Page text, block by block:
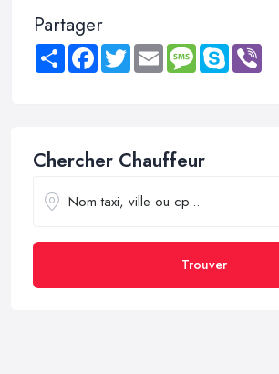
Partager
Share FacebookTwitter Email MessageSkype
Chercher Chauffeur
Trouver